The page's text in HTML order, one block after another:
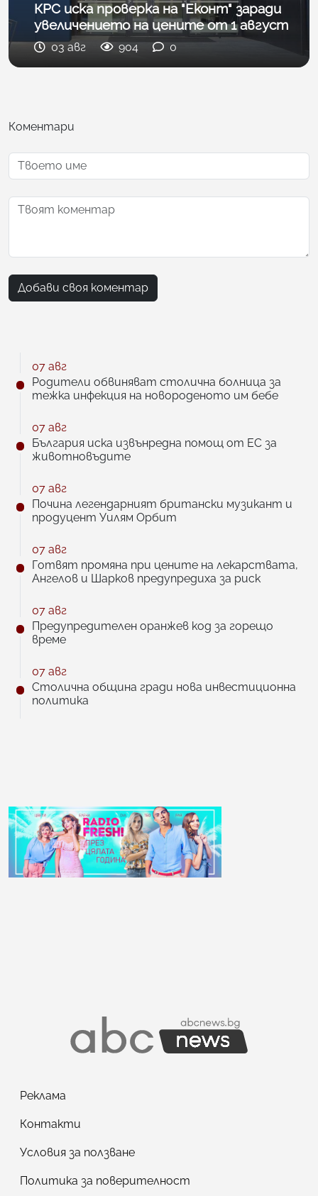
КРС иска проверка на "Еконт" заради
увеличението на цените от 1 август
03 авг 904 0
Коментари
Добави своя коментар
07 авг
Родители обвиняват столична болница за
тежка инфекция на новороденото им бебе
07 авг
България иска извънредна помощ от ЕС за
животновъдите
07 авг
Почина легендарният британски музикант и
продуцент Уилям Орбит
07 авг
Готвят промяна при цените на лекарствата,
Ангелов и Шарков предупредиха за риск
07 авг
Предупредителен оранжев код за горещо
време
07 авг
Столична община гради нова инвестиционна
политика
Реклама
Контакти
Условия за ползване
Политика за поверителност